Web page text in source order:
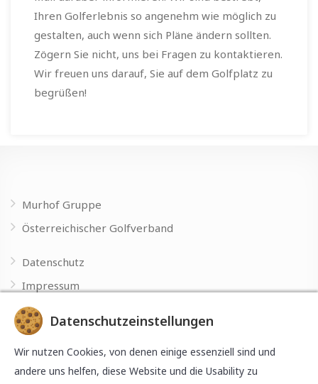
Ihren Golferlebnis so angenehm wie möglich zu
gestalten, auch wenn sich Pläne ändern sollten.
Zögern Sie nicht, uns bei Fragen zu kontaktieren.
Wir freuen uns darauf, Sie auf dem Golfplatz zu
begrüßen!
Murhof Gruppe
Österreichischer Golfverband
Datenschutz
Impressum
Made with by
Datenschutzeinstellungen
Wir nutzen Cookies, von denen einige essenziell sind und
andere uns helfen, diese Website und die Usability zu